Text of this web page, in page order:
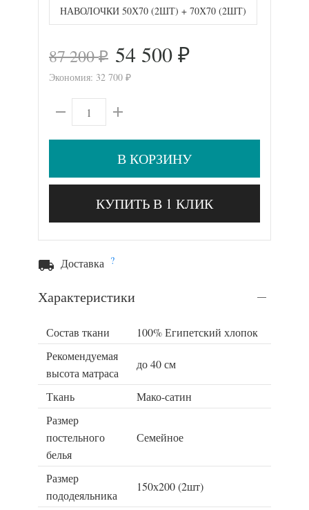
НАВОЛОЧКИ 50Х70 (2ШТ) + 70Х70 (2ШТ)
87 200₽ 54 500 ₽
Экономия: 32 700 ₽
В КОРЗИНУ
КУПИТЬ В 1 КЛИК
Доставка ?
Характеристики
Состав ткани
100% Египетский хлопок
Рекомендуемая
высота матраса
до 40 см
Ткань
Мако-сатин
Размер
постельного
белья
Семейное
Размер
пододеяльника
150х200 (2шт)